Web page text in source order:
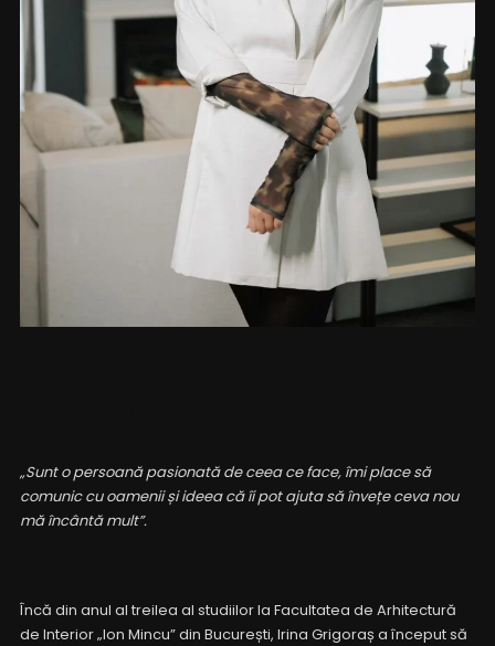
„Sunt o persoană pasionată de ceea ce face, îmi place să
comunic cu oamenii și ideea că îi pot ajuta să învețe ceva nou
mă încântă mult”.
Încă din anul al treilea al studiilor la Facultatea de Arhitectură
de Interior „Ion Mincu” din București, Irina Grigoraș a început să